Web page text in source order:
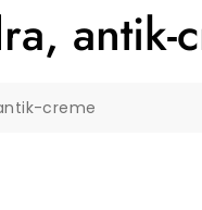
antik-
creme